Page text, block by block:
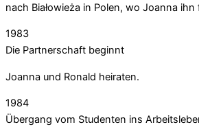
nach Białowieża in Polen, wo Joanna ihn
1983
Die Partnerschaft beginnt
Joanna und Ronald heiraten.
1984
Übergang vom Studenten ins